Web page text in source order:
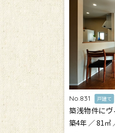
No.831 戸建て
築浅物件に
築4年 ／ 81㎡